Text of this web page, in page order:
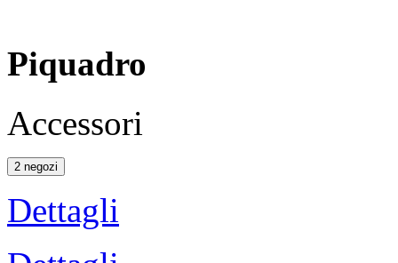
Piquadro
Accessori
2 negozi
Dettagli